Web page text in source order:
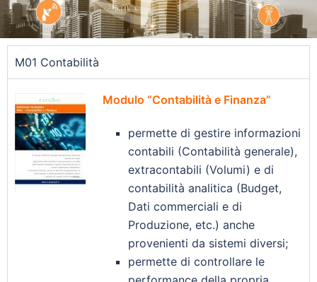
M01 Contabilità
Modulo “Contabilità e Finanza”
permette di gestire informazioni
contabili (Contabilità generale),
extracontabili (Volumi) e di
contabilità analitica (Budget,
Dati commerciali e di
Produzione, etc.) anche
provenienti da sistemi diversi;
permette di controllare le